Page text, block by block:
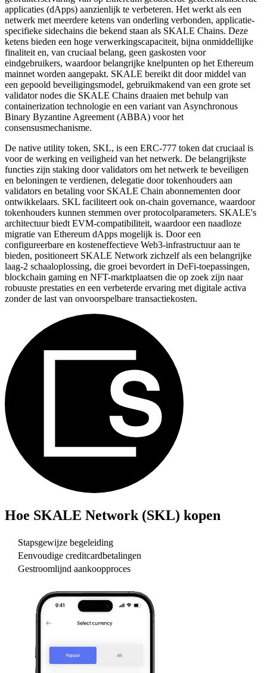
applicaties (dApps) aanzienlijk te verbeteren. Het werkt als een
netwerk met meerdere ketens van onderling verbonden, applicatie-
specifieke sidechains die bekend staan als SKALE Chains. Deze
ketens bieden een hoge verwerkingscapaciteit, bijna onmiddellijke
finaliteit en, van cruciaal belang, geen gaskosten voor
eindgebruikers, waardoor belangrijke knelpunten op het Ethereum
mainnet worden aangepakt. SKALE bereikt dit door middel van
een gepoold beveiligingsmodel, gebruikmakend van een grote set
validator nodes die SKALE Chains draaien met behulp van
containerization technologie en een variant van Asynchronous
Binary Byzantine Agreement (ABBA) voor het
consensusmechanisme.
De native utility token, SKL, is een ERC-777 token dat cruciaal is
voor de werking en veiligheid van het netwerk. De belangrijkste
functies zijn staking door validators om het netwerk te beveiligen
en beloningen te verdienen, delegatie door tokenhouders aan
validators en betaling voor SKALE Chain abonnementen door
ontwikkelaars. SKL faciliteert ook on-chain governance, waardoor
tokenhouders kunnen stemmen over protocolparameters. SKALE's
architectuur biedt EVM-compatibiliteit, waardoor een naadloze
migratie van Ethereum dApps mogelijk is. Door een
configureerbare en kosteneffectieve Web3-infrastructuur aan te
bieden, positioneert SKALE Network zichzelf als een belangrijke
laag-2 schaaloplossing, die groei bevordert in DeFi-toepassingen,
blockchain gaming en NFT-marktplaatsen die op zoek zijn naar
robuuste prestaties en een verbeterde ervaring met digitale activa
zonder de last van onvoorspelbare transactiekosten.
Hoe SKALE Network (SKL) kopen
Stapsgewijze begeleiding
Eenvoudige creditcardbetalingen
Gestroomlijnd aankoopproces